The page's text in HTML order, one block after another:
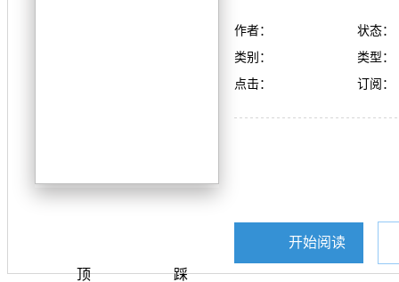
顶 踩
作者：
状态：
类别：
类型：
点击：
订阅：
开始阅读